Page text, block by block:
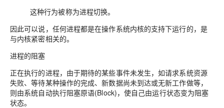
这种行为被称为进程切换。
因此可以说，任何进程都是在操作系统内核的支持下运行的，是
与内核紧密相关的。
进程的阻塞
正在执行的进程，由于期待的某些事件未发生，如请求系统资源
失败、等待某种操作的完成、新数据尚未到达或无新工作做等，
则由系统自动执行阻塞原语(Block)，使自己由运行状态变为阻塞
状态。